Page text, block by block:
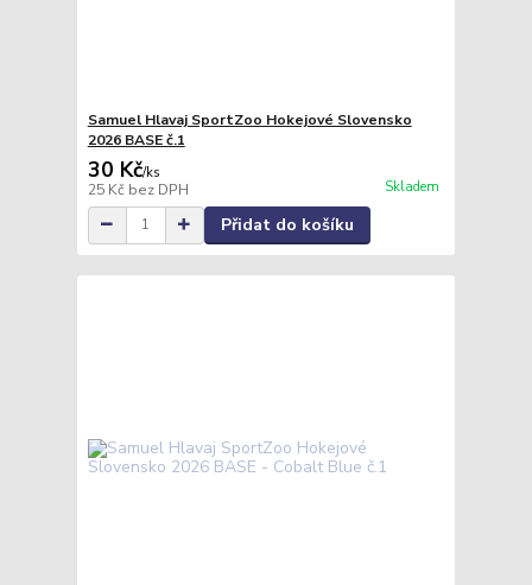
Samuel Hlavaj SportZoo Hokejové Slovensko
2026 BASE č.1
30 Kč/ks
25 Kč bez DPH Skladem
Přidat do košíku